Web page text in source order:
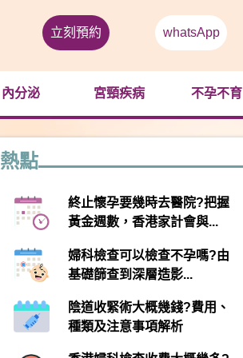
立刻預約 whatsApp
內分泌 宮頸疾病 不孕不育
熱點
終止懷孕要幾時去醫院?把握
黃金週數，香港家計會與...
婦科檢查可以檢查不孕嗎?由
基礎篩查到深層造影...
陰道收緊術大概幾錢?費用、
種類及注意事項解析